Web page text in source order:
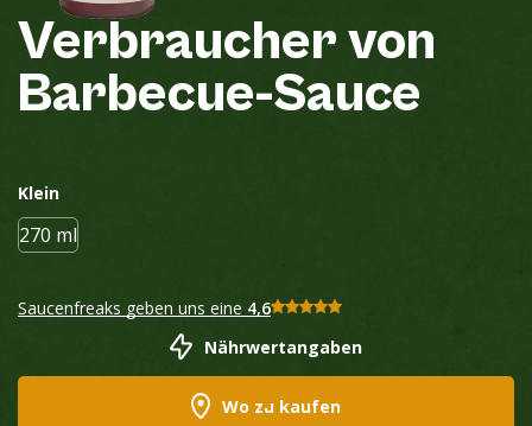
Verbrauchervon
Barbecue-Sauce
Klein
270 ml
Saucenfreaks geben uns eine 4,6
Nährwertangaben
Wo zu kaufen